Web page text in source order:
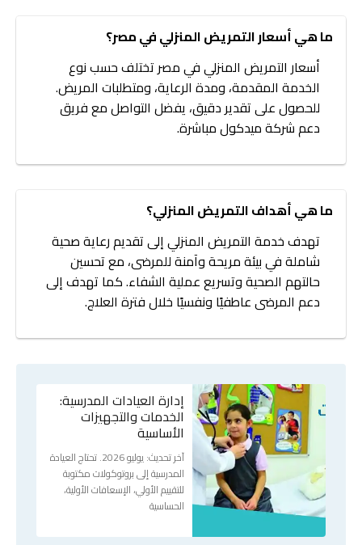
ما هي أسعار التمريض المنزلي في مصر؟
أسعار التمريض المنزلي في مصر تختلف حسب نوع
الخدمة المقدمة، ومدة الرعاية، ومتطلبات المريض.
للحصول على تقدير دقيق، يفضل التواصل مع فريق
دعم شركة ميدكول مباشرة.
ما هي أهداف التمريض المنزلي؟
تهدف خدمة التمريض المنزلي إلى تقديم رعاية صحية
شاملة في بيئة مريحة وآمنة للمرضى، مع تحسين
حالتهم الصحية وتسريع عملية الشفاء. كما تهدف إلى
دعم المرضى عاطفيًا ونفسيًا خلال فترة العلاج.
إدارة العيادات المدرسية:
الخدمات والتجهيزات
الأساسية
آخر تحديث: يوليو 2026. تحتاج العيادة
المدرسية إلى بروتوكولات مكتوبة
للتقييم الأولي، الإسعافات الأولية،
الحساسية